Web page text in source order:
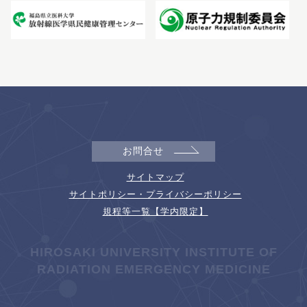
お問合せ
サイトマップ
サイトポリシー・プライバシーポリシー
規程等一覧【学内限定】
HIROSAKI UNIVERSITY INSTITUTE OF
RADIATION EMERGENCY MEDICINE